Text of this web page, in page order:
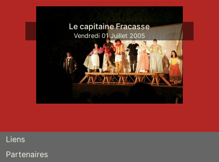
Le capitaine Fracasse
Vendredi 01 Juillet 2005
Liens
Partenaires